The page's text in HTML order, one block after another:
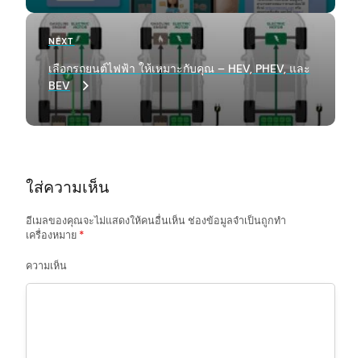
n
g
o
n
Next
Post
NEXT
เลือกรถยนต์ไฟฟ้า ให้เหมาะกับคุณ – HEV, PHEV, และ
BEV
ใส่ความเห็น
อีเมลของคุณจะไม่แสดงให้คนอื่นเห็นช่องข้อมูลจำเป็นถูกทำ
เครื่องหมาย *
ความเห็น